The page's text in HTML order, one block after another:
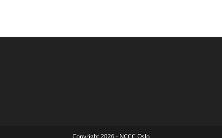
Copyright 2026 - NCCC Oslo